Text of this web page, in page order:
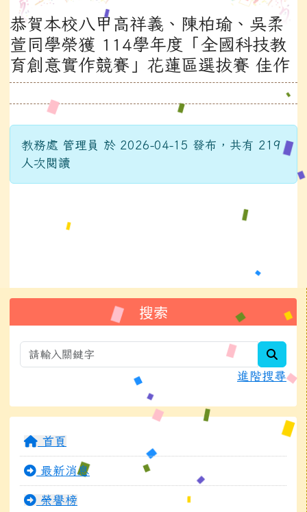
恭賀本校八甲高祥義、陳柏瑜、吳柔
萱同學榮獲 114學年度「全國科技教
育創意實作競賽」花蓮區選拔賽 佳作
教務處 管理員 於 2026-04-15 發布，共有 219
人次閱讀
搜索
進階搜尋
首頁
最新消息
榮譽榜